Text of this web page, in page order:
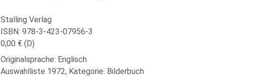
Stalling Verlag
ISBN: 978-3-423-07956-3
0,00 € (D)
Originalsprache: Englisch
Auswahlliste 1972, Kategorie: Bilderbuch